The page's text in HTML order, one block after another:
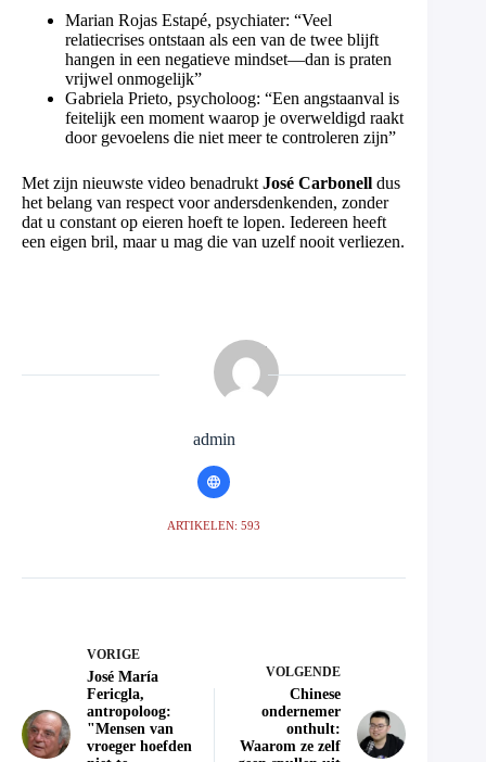
Marian Rojas Estapé, psychiater: “Veel
relatiecrises ontstaan als een van de twee blijft
hangen in een negatieve mindset—dan is praten
vrijwel onmogelijk”
Gabriela Prieto, psycholoog: “Een angstaanval is
feitelijk een moment waarop je overweldigd raakt
door gevoelens die niet meer te controleren zijn”
Met zijn nieuwste video benadrukt José Carbonell dus
het belang van respect voor andersdenkenden, zonder
dat u constant op eieren hoeft te lopen. Iedereen heeft
een eigen bril, maar u mag die van uzelf nooit verliezen.
admin
ARTIKELEN: 593
VORIGE
José María
Fericgla,
antropoloog:
"Mensen van
vroeger hoefden
VOLGENDE
Chinese
ondernemer
onthult:
Waarom ze zelf